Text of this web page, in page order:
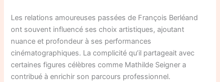
Les relations amoureuses passées de François Berléand
ont souvent influencé ses choix artistiques, ajoutant
nuance et profondeur à ses performances
cinématographiques. La complicité qu’il partageait avec
certaines figures célèbres comme Mathilde Seigner a
contribué à enrichir son parcours professionnel.